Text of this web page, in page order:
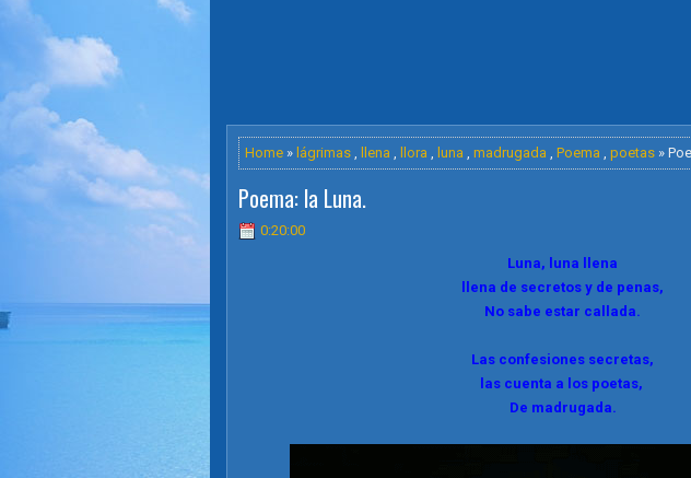
Home » lágrimas , llena , llora , luna , madrugada , Poema , poetas »
Poema: la Luna.
0:20:00
Luna, luna llena
llena de secretos y de penas,
No sabe estar callada.
Las confesiones secretas,
las cuenta a los poetas,
De madrugada.